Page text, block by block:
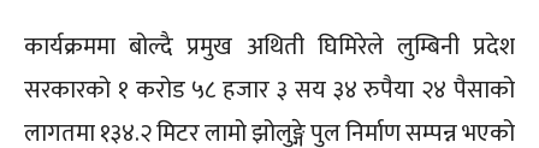
कार्यक्रममा बोल्दै प्रमुख अथिती घिमिरेले लुम्बिनी प्रदेश
सरकारको १ करोड ५८ हजार ३ सय ३४ रुपैया २४ पैसाको
लागतमा १३४.२ मिटर लामो झोलुङ्गे पुल निर्माण सम्पन्न भएको